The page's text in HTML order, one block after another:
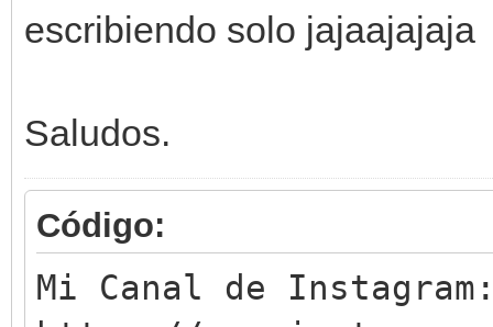
escribiendo solo jajaajajaja
Saludos.
Código:
Mi Canal de